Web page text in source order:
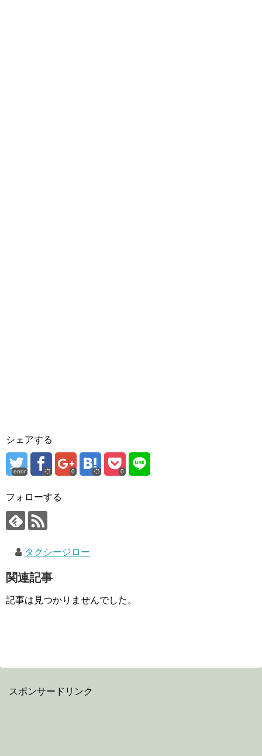
シェアする
error 0 0
フォローする
タクシージロー
関連記事
記事は見つかりませんでした。
スポンサードリンク